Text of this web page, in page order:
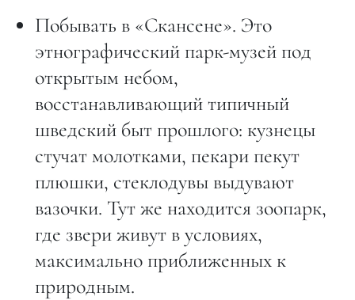
Побывать в «Скансене». Это
этнографический парк-музей под
открытым небом,
восстанавливающий типичный
шведский быт прошлого: кузнецы
стучат молотками, пекари пекут
плюшки, стеклодувы выдувают
вазочки. Тут же находится зоопарк,
где звери живут в условиях,
максимально приближенных к
природным.